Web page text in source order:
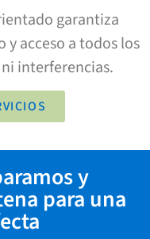
garantiza
acceso a todos los
interferencias.
y
para una